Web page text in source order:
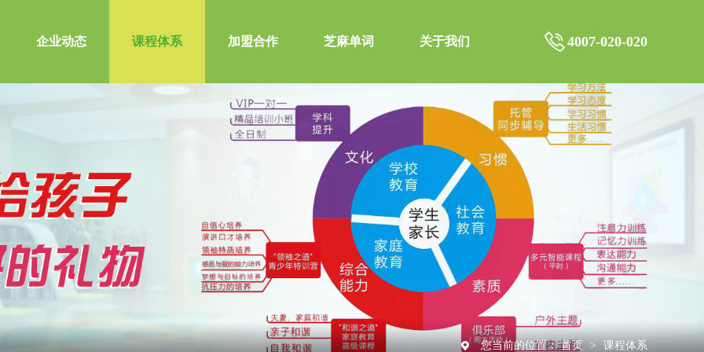
企业动态 课程体系 加盟合作 芝麻单词 关于我们 4007-020-020
您当前的位置： 首页 > 课程体系